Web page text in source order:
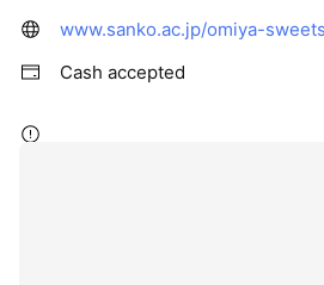
www.sanko.ac.jp/omiya-
Cash accepted